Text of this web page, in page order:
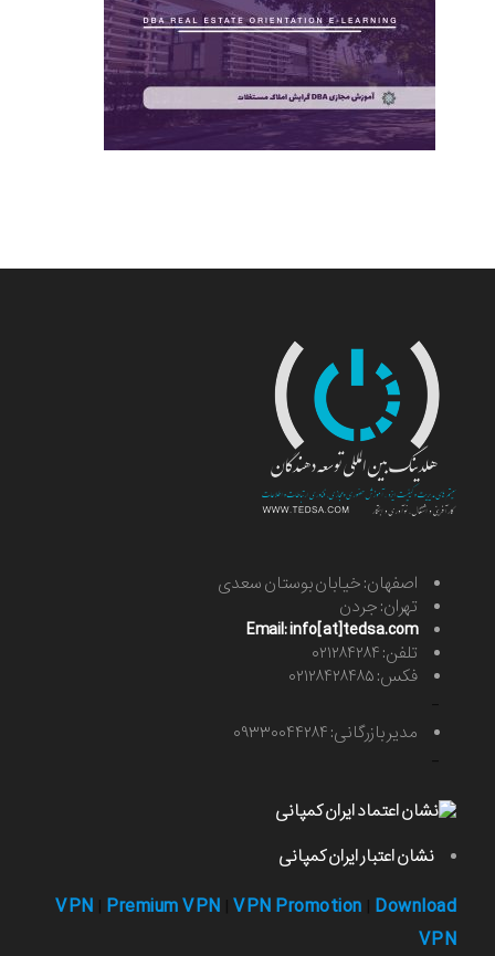
اصفهان: خیابان بوستان سعدی
تهران: جردن
Email: info[at]tedsa.com
تلفن: ۰۲۱۲۸۴۲۸۴
فکس: ۰۲۱۲۸۴۲۸۴۸۵
مدیر بازرگانی: ۰۹۳۳۰۰۴۴۲۸۴
نشان اعتبار ایران کمپانی
VPN Premium VPN VPN Promotion Download
VPN